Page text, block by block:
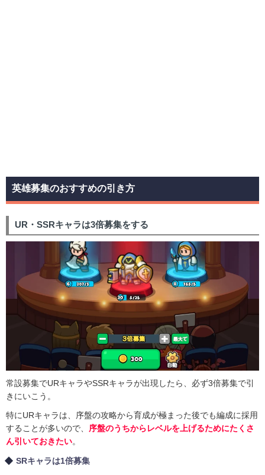
英雄募集のおすすめの引き方
UR・SSRキャラは3倍募集をする
常設募集でURキャラやSSRキャラが出現したら、必ず3倍募集で引
きにいこう。
特にURキャラは、序盤の攻略から育成が極まった後でも編成に採用
することが多いので、 序盤のうちからレベルを上げるためにたくさ
ん引いておきたい。
SRキャラは1倍募集